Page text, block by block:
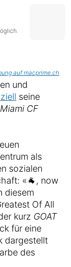
auf macprime.ch
und
seine
CF
als
sozialen
«🐐, now
diesem
Of All
kurz GOAT
für eine
dargestellt
des